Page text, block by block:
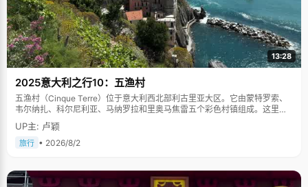
13:28
2025意大利之行10：五渔村
五渔村（Cinque Terre）位于意大利西北部利古里亚大区。它由蒙特罗索、
韦尔纳扎、科尔尼利亚、马纳罗拉和里奥马焦雷五个彩色村镇组成。这里依
山傍海，房屋色彩斑斓，1997年被列为世界文化遗产。
UP主: 卢颖
旅行 • 2026/8/2